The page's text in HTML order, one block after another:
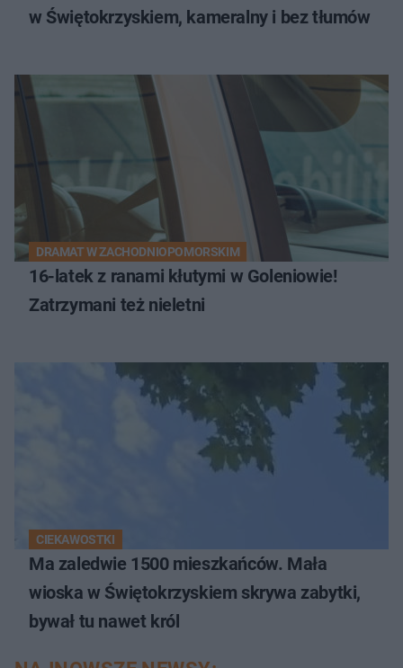
w Świętokrzyskiem, kameralny i bez tłumów
DRAMAT W ZACHODNIOPOMORSKIM
16-latek z ranami kłutymi w Goleniowie!
Zatrzymani też nieletni
CIEKAWOSTKI
Ma zaledwie 1500 mieszkańców. Mała
wioska w Świętokrzyskiem skrywa zabytki,
bywał tu nawet król